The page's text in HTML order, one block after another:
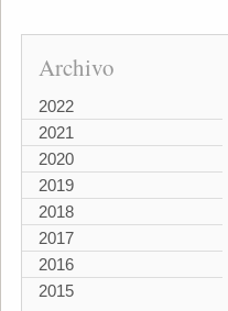
Archivo
2022
2021
2020
2019
2018
2017
2016
2015